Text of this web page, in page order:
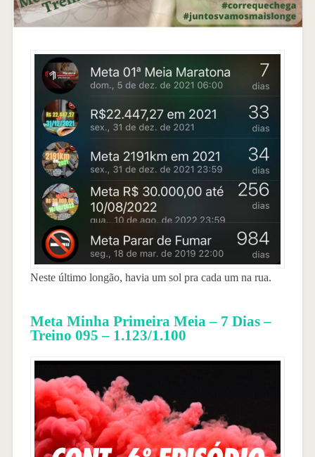
Neste último longão, havia um sol pra cada um na rua.
Meta Minha Primeira Meia – 7 Dias –
Treino 095 – 1.123/1.100